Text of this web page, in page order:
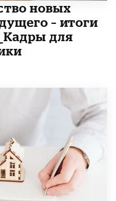
новых
– итоги
для